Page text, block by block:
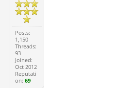
Posts:
1,150
Threads:
93
Joined:
Oct 2012
Reputati
on:69